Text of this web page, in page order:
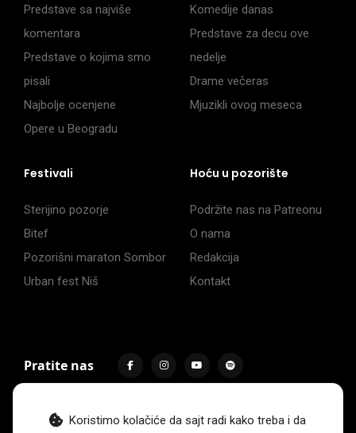
Koristimo kolačiće da sajt radi kako treba i da
Predstave sa najviše
komentara
Predstave o kojima smo
pisali
Najbolje ocenjene
Opere u Beogradu
Komedije danas
Predstave za decu ove
nedelje
Drame večeras
Mjuzikli ovog meseca
Festivali
Sterijino pozorje
Bitef
Pozorišni maraton Sombor
Urban fest Niš
Hoću u pozorište
Podržite nas na Patreonu
O nama
Redakcija
Kontakt
Pratite nas